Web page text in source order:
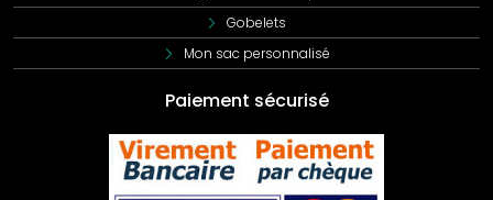
Gobelets
Mon sac personnalisé
Paiement sécurisé